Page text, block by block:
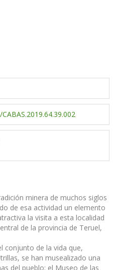
minera de muchos siglos
de esa actividad un elemento
la visita a esta localidad
de la provincia de Teruel,
conjunto de la vida que,
se han musealizado una
del pueblo: el Museo de las